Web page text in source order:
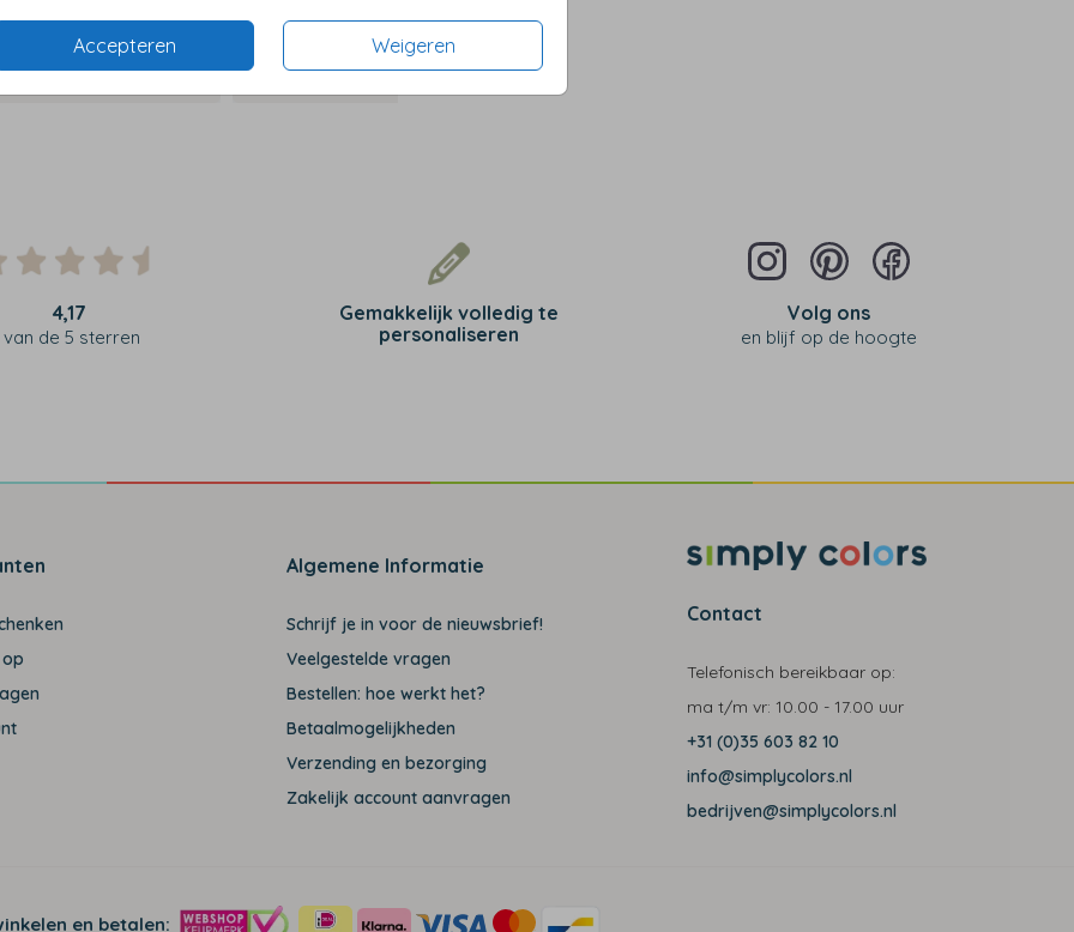
Accepteren Weigeren
4,17
van de 5 sterren
Gemakkelijk volledig te
personaliseren
Volg ons
en blijf op de hoogte
Algemene Informatie
Schrijf je in voor de nieuwsbrief!
Veelgestelde vragen
Bestellen: hoe werkt het?
Betaalmogelijkheden
Verzending en bezorging
Zakelijk account aanvragen
Contact
Telefonisch bereikbaar op:
ma t/m vr: 10.00 - 17.00 uur
+31 (0)35 603 82 10
info@simplycolors.nl
bedrijven@simplycolors.nl
en betalen: